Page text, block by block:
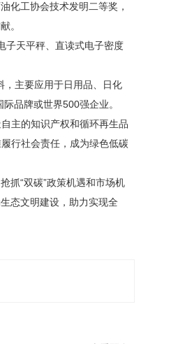
化工协会技术发明二等奖，
。
子天平秤、直读式电子密度
，主要应用于日用品、日化
品牌或世界500强企业。
主的知识产权和循环再生品
行社会责任，成为绿色低碳
抓“双碳”政策机遇和市场机
态文明建设，助力实现全